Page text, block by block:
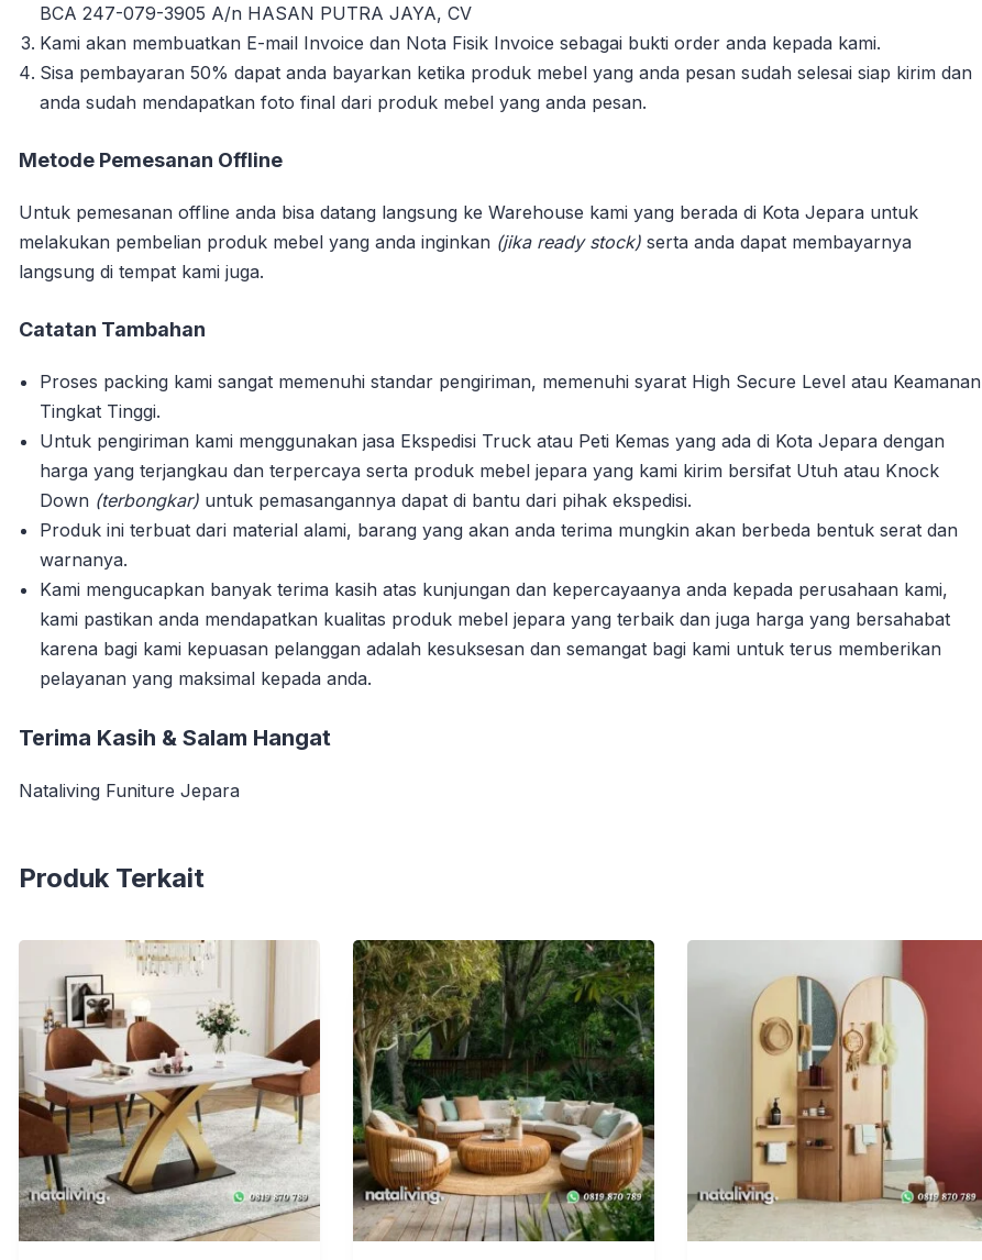
BCA 247-079-3905 A/n HASAN PUTRA JAYA, CV
Kami akan membuatkan E-mail Invoice dan Nota Fisik Invoice sebagai bukti order anda kepada kami.
Sisa pembayaran 50% dapat anda bayarkan ketika produk mebel yang anda pesan sudah selesai siap kirim dan
anda sudah mendapatkan foto final dari produk mebel yang anda pesan.
Metode Pemesanan Offline
Untuk pemesanan offline anda bisa datang langsung ke Warehouse kami yang berada di Kota Jepara untuk
melakukan pembelian produk mebel yang anda inginkan (jika ready stock) serta anda dapat membayarnya
langsung di tempat kami juga.
Catatan Tambahan
Proses packing kami sangat memenuhi standar pengiriman, memenuhi syarat High Secure Level atau Keamanan
Tingkat Tinggi.
Untuk pengiriman kami menggunakan jasa Ekspedisi Truck atau Peti Kemas yang ada di Kota Jepara dengan
harga yang terjangkau dan terpercaya serta produk mebel jepara yang kami kirim bersifat Utuh atau Knock
Down (terbongkar) untuk pemasangannya dapat di bantu dari pihak ekspedisi.
Produk ini terbuat dari material alami, barang yang akan anda terima mungkin akan berbeda bentuk serat dan
warnanya.
Kami mengucapkan banyak terima kasih atas kunjungan dan kepercayaanya anda kepada perusahaan kami,
kami pastikan anda mendapatkan kualitas produk mebel jepara yang terbaik dan juga harga yang bersahabat
karena bagi kami kepuasan pelanggan adalah kesuksesan dan semangat bagi kami untuk terus memberikan
pelayanan yang maksimal kepada anda.
Terima Kasih & Salam Hangat
Nataliving Funiture Jepara
Produk Terkait